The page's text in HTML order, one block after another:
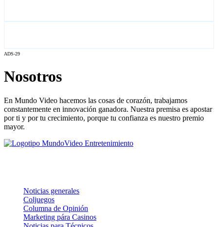
ADS-29
Nosotros
En Mundo Video hacemos las cosas de corazón, trabajamos
constantemente en innovación ganadora. Nuestra premisa es apostar
por ti y por tu crecimiento, porque tu confianza es nuestro premio
mayor.
Noticias generales
Coljuegos
Columna de Opinión
Marketing pára Casinos